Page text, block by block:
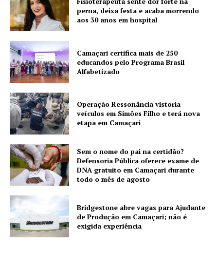
perna, deixa festa e acaba morrendo
aos 30 anos em hospital
Camaçari certifica mais de 250
educandos pelo Programa Brasil
Alfabetizado
Operação Ressonância vistoria
veículos em Simões Filho e terá nova
etapa em Camaçari
Sem o nome do pai na certidão?
Defensoria Pública oferece exame de
DNA gratuito em Camaçari durante
todo o mês de agosto
Bridgestone abre vagas para Ajudante
de Produção em Camaçari; não é
exigida experiência